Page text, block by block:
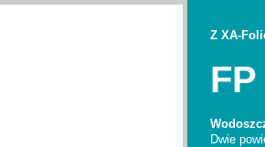
Z XA-
Dwie